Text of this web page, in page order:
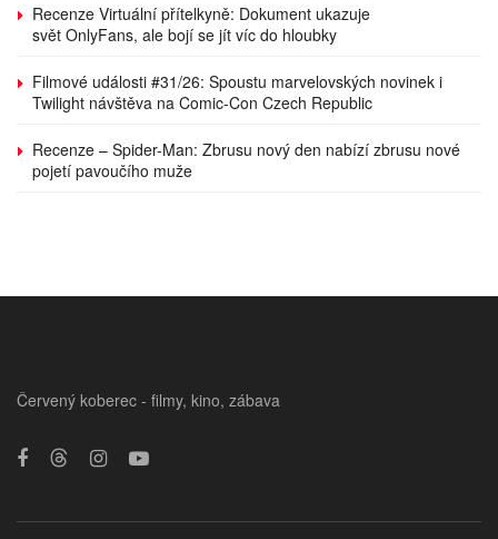
Recenze Virtuální přítelkyně: Dokument ukazuje
svět OnlyFans, ale bojí se jít víc do hloubky
Filmové události #31/26: Spoustu marvelovských novinek i
Twilight návštěva na Comic-Con Czech Republic
Recenze – Spider-Man: Zbrusu nový den nabízí zbrusu nové
pojetí pavoučího muže
Červený koberec - filmy, kino, zábava